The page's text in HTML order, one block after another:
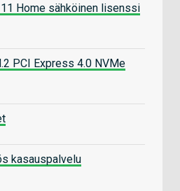
Home sähköinen lisenssi
PCI Express 4.0 NVMe
kasauspalvelu